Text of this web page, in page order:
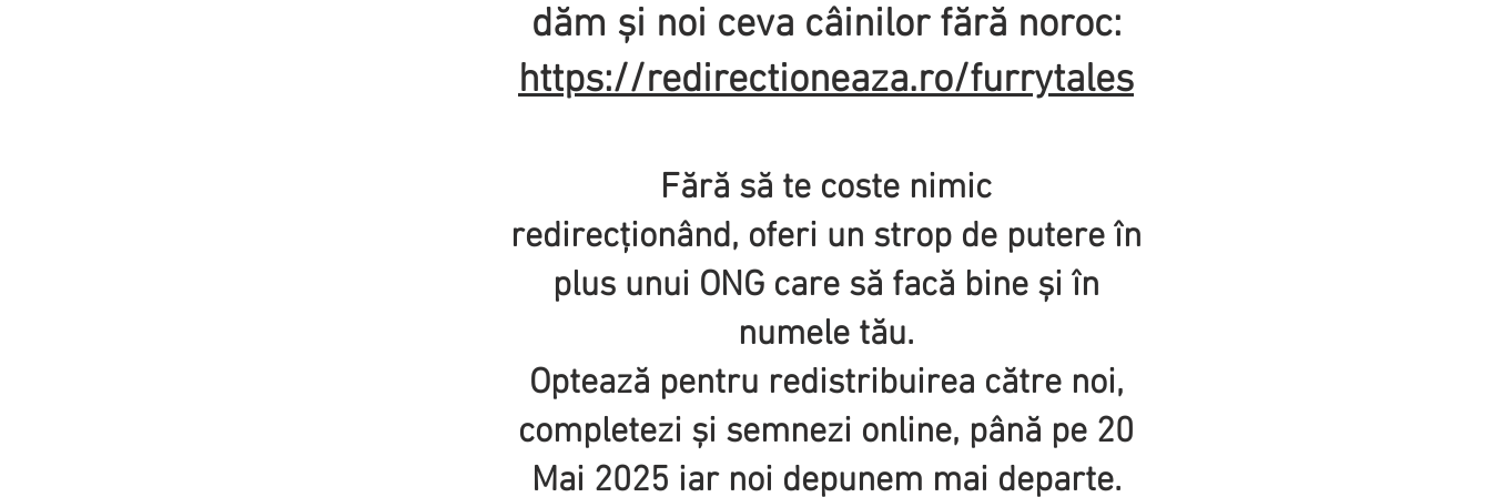
dăm și noi ceva câinilor fără noroc:
https://redirectioneaza.ro/furrytales
Fără să te coste nimic
redirecționând, oferi un strop de putere în
plus unui ONG care să facă bine și în
numele tău.
Optează pentru redistribuirea către noi,
completezi și semnezi online, până pe 20
Mai 2025 iar noi depunem mai departe.